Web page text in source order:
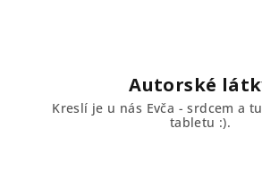
Autorské
Kreslí je u nás Evča - srdcem a
tabletu :).